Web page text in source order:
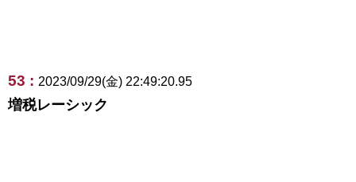
53 : 2023/09/29(金) 22:49:20.95
増税レーシック